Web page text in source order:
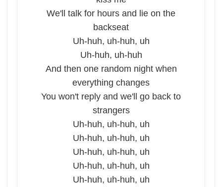
We'll talk for hours and lie on the
backseat
Uh-huh, uh-huh, uh
Uh-huh, uh-huh
And then one random night when
everything changes
You won't reply and we'll go back to
strangers
Uh-huh, uh-huh, uh
Uh-huh, uh-huh, uh
Uh-huh, uh-huh, uh
Uh-huh, uh-huh, uh
Uh-huh, uh-huh, uh